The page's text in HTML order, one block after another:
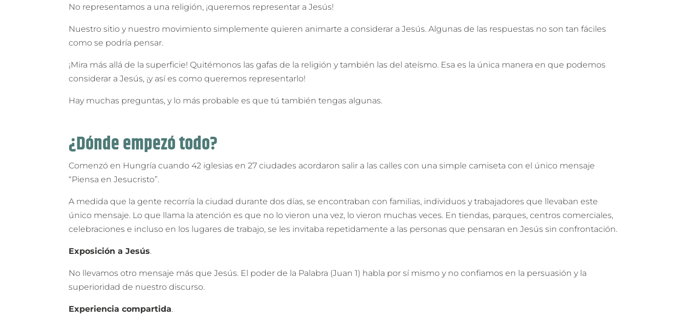
No representamos a una religión, ¡queremos representar a Jesús!
Nuestro sitio y nuestro movimiento simplemente quieren animarte a considerar a Jesús. Algunas de las respuestas no son tan fáciles
como se podría pensar.
¡Mira más allá de la superficie! Quitémonos las gafas de la religión y también las del ateísmo. Esa es la única manera en que podemos
considerar a Jesús, ¡y así es como queremos representarlo!
Hay muchas preguntas, y lo más probable es que tú también tengas algunas.
¿Dónde empezó todo?
Comenzó en Hungría cuando 42 iglesias en 27 ciudades acordaron salir a las calles con una simple camiseta con el único mensaje
“Piensa en Jesucristo”.
A medida que la gente recorría la ciudad durante dos días, se encontraban con familias, individuos y trabajadores que llevaban este
único mensaje. Lo que llama la atención es que no lo vieron una vez, lo vieron muchas veces. En tiendas, parques, centros comerciales,
celebraciones e incluso en los lugares de trabajo, se les invitaba repetidamente a las personas que pensaran en Jesús sin confrontación.
Exposición a Jesús.
No llevamos otro mensaje más que Jesús. El poder de la Palabra (Juan 1) habla por sí mismo y no confiamos en la persuasión y la
superioridad de nuestro discurso.
Experiencia compartida.